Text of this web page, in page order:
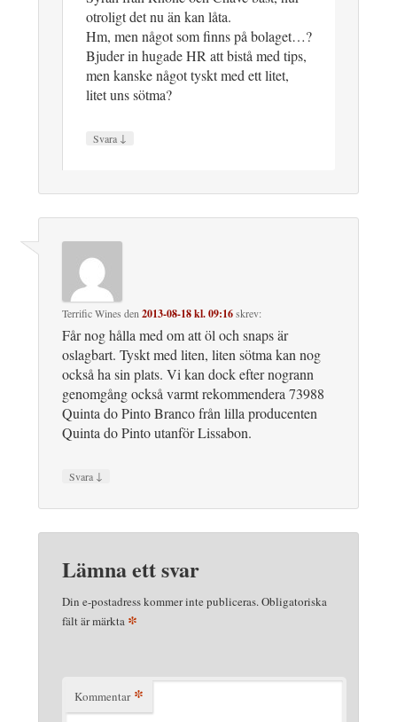
otroligt det nu än kan låta.
Hm, men något som finns på bolaget…?
Bjuder in hugade HR att bistå med tips,
men kanske något tyskt med ett litet,
litet uns sötma?
Svara ↓
Terrific Wines den 2013-08-18 kl. 09:16skrev:
Får nog hålla med om att öl och snaps är
oslagbart. Tyskt med liten, liten sötma kan nog
också ha sin plats. Vi kan dock efter nogrann
genomgång också varmt rekommendera 73988
Quinta do Pinto Branco från lilla producenten
Quinta do Pinto utanför Lissabon.
Svara ↓
Lämna ett svar
Din e-postadress kommer inte publiceras.Obligatoriska
fält är märkta *
Kommentar *